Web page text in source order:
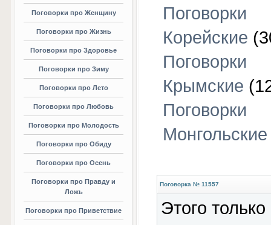
Поговорки про Женщину
Поговорки про Жизнь
Поговорки про Здоровье
Поговорки про Зиму
Поговорки про Лето
Поговорки про Любовь
Поговорки про Молодость
Поговорки про Обиду
Поговорки про Осень
Поговорки про Правду и
Ложь
Поговорки про Приветствие
Поговорки
Корейские
Поговорки
Крымские
Поговорки
Монгольские
Поговорка № 11557
Этого